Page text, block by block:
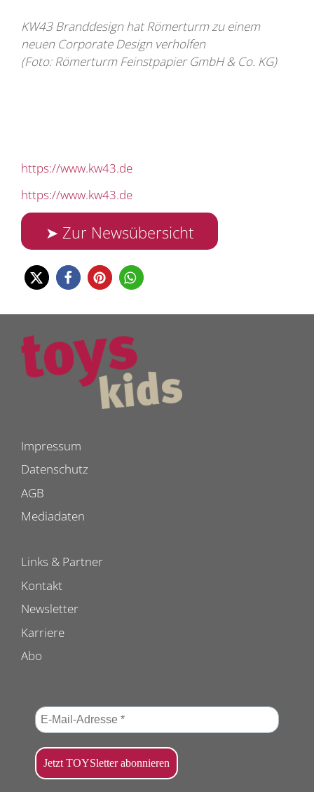
KW43 Branddesign hat Römerturm zu einem
neuen Corporate Design verholfen
(Foto: Römerturm Feinstpapier GmbH & Co. KG)
https://www.kw43.de
https://www.kw43.de
➤ Zur Newsübersicht
Impressum
Datenschutz
AGB
Mediadaten
Links & Partner
Kontakt
Newsletter
Karriere
Abo